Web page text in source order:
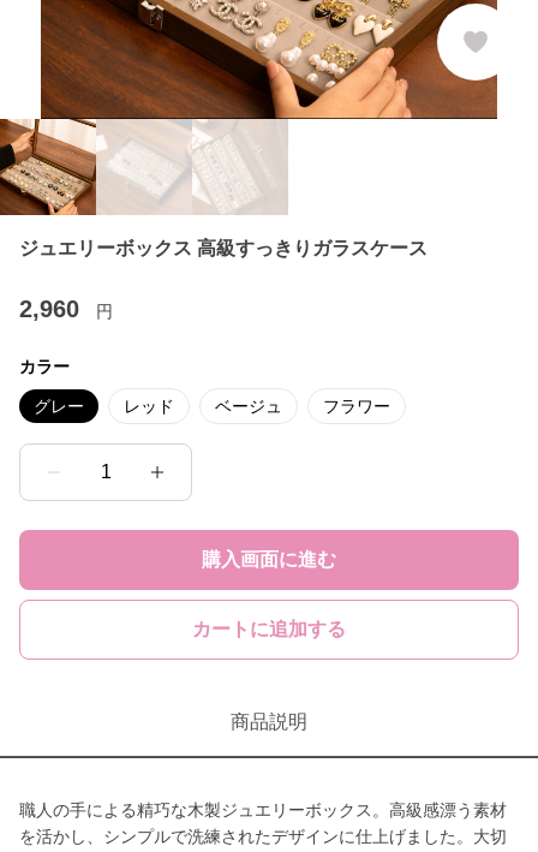
ジュエリーボックス 高級すっきりガラスケース
2,960 円
カラー
グレー レッド ベージュ フラワー
1
購入画面に進む
カートに追加する
商品説明
職人の手による精巧な木製ジュエリーボックス。高級感漂う素材
を活かし、シンプルで洗練されたデザインに仕上げました。大切